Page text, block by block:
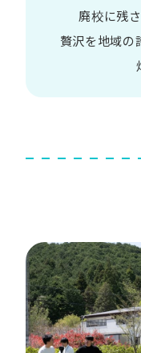
廃校に​残
贅沢を地域の​